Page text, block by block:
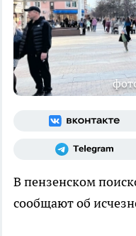
В пензенском
сообщают об